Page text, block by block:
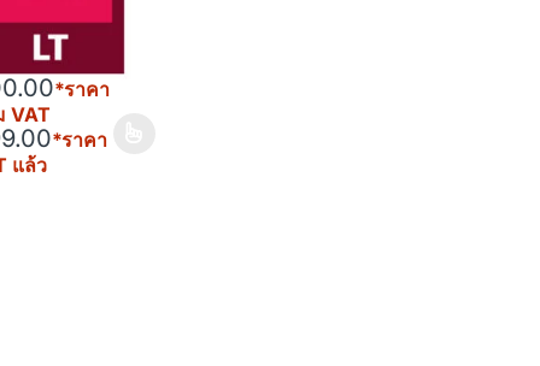
page
*ราคา
VAT
*ราคา
แล้ว
has multiple variants. The options may be chosen on the product